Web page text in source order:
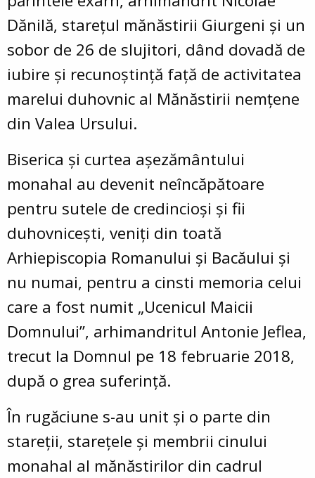
Dănilă, starețul mănăstirii Giurgeni și un
sobor de 26 de slujitori, dând dovadă de
iubire și recunoștință față de activitatea
marelui duhovnic al Mănăstirii nemțene
din Valea Ursului.
Biserica și curtea așezământului
monahal au devenit neîncăpătoare
pentru sutele de credincioși și fii
duhovnicești, veniți din toată
Arhiepiscopia Romanului și Bacăului și
nu numai, pentru a cinsti memoria celui
care a fost numit „Ucenicul Maicii
Domnului”, arhimandritul Antonie Jeflea,
trecut la Domnul pe 18 februarie 2018,
după o grea suferință.
În rugăciune s-au unit și o parte din
stareții, starețele și membrii cinului
monahal al mănăstirilor din cadrul